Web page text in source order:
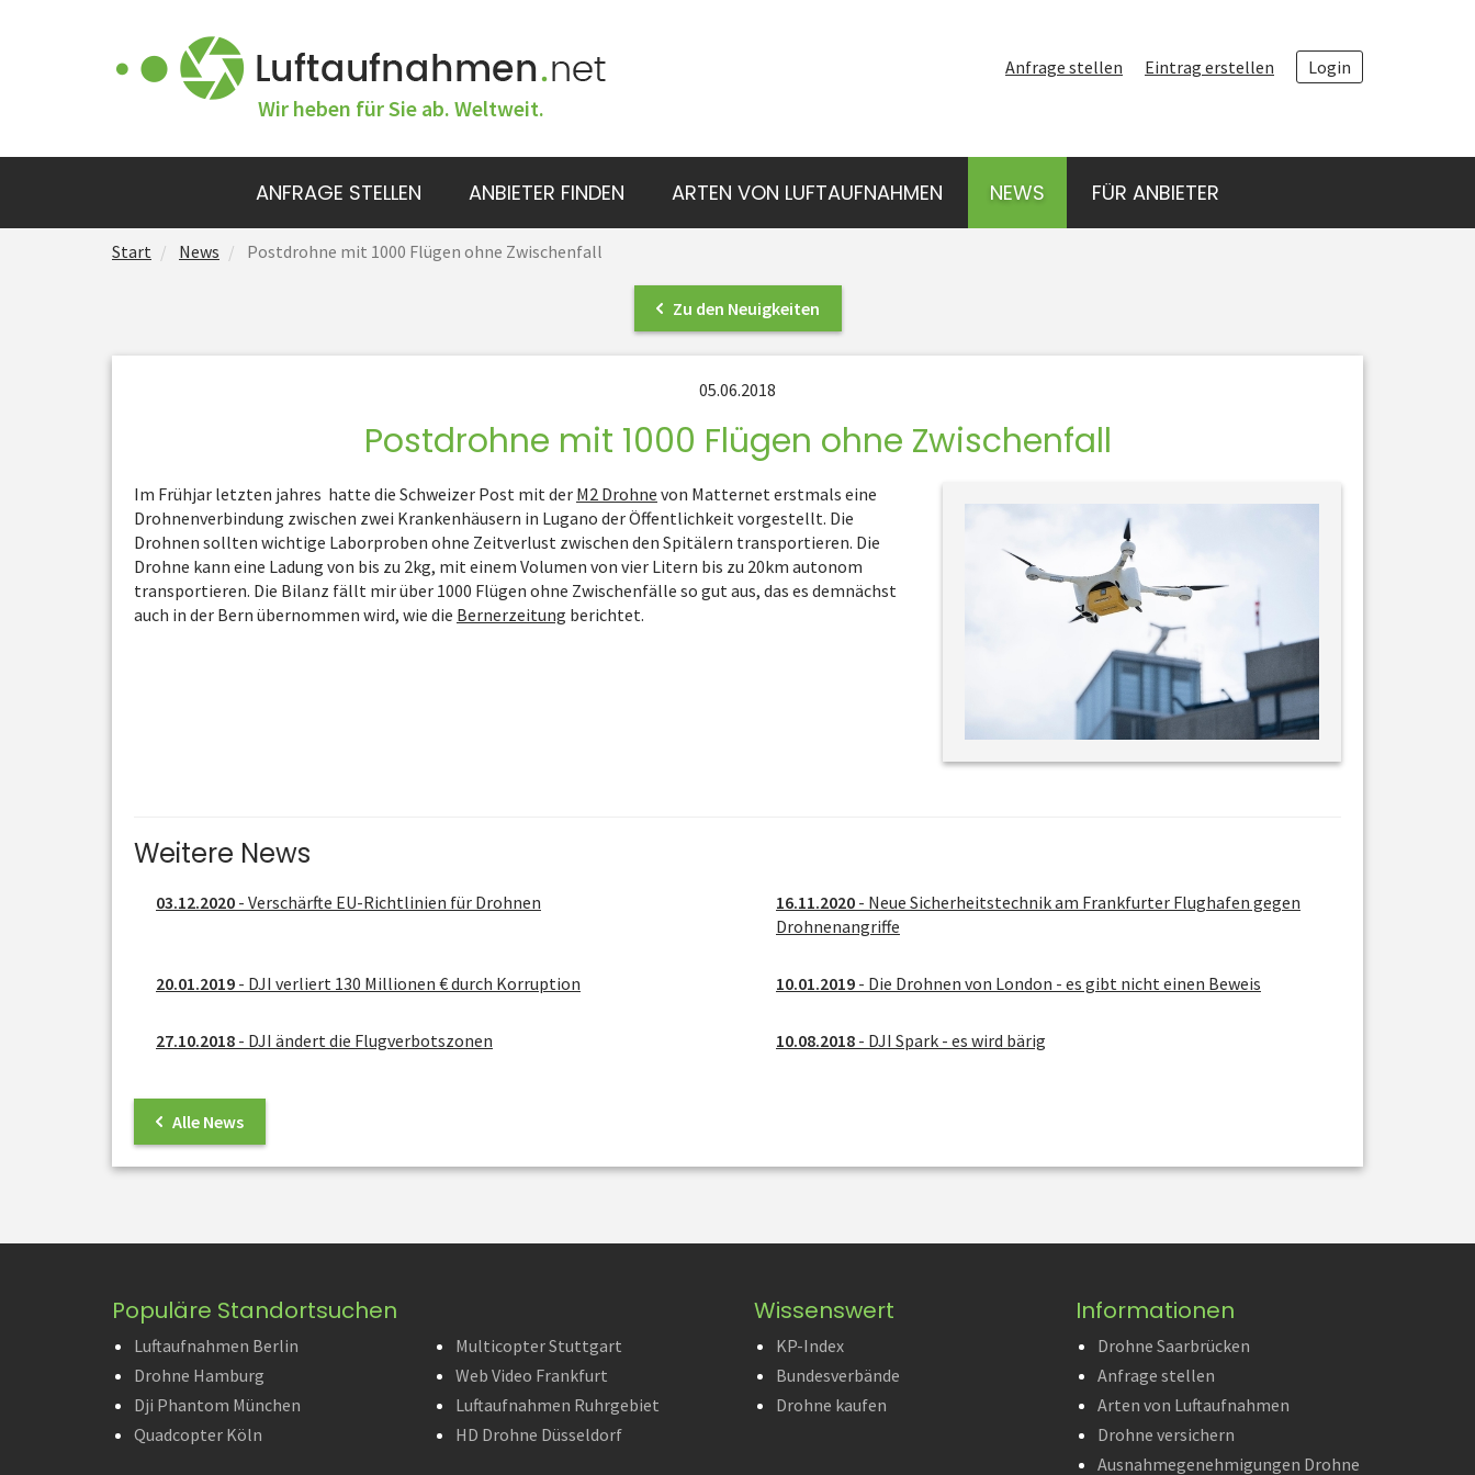
Wir heben für Sie ab. Weltweit.
Anfrage stellen Eintrag erstellen Login
ANFRAGE STELLEN ANBIETER FINDEN ARTEN VON LUFTAUFNAHMEN NEWS FÜR ANBIETER
Start News Postdrohne mit 1000 Flügen ohne Zwischenfall
Zu den Neuigkeiten
05.06.2018
Postdrohne mit 1000 Flügen ohne Zwischenfall
Im Frühjar letzten jahres hatte die Schweizer Post mit der M2 Drohne von Matternet erstmals eine
Drohnenverbindung zwischen zwei Krankenhäusern in Lugano der Öffentlichkeit vorgestellt. Die
Drohnen sollten wichtige Laborproben ohne Zeitverlust zwischen den Spitälern transportieren. Die
Drohne kann eine Ladung von bis zu 2kg, mit einem Volumen von vier Litern bis zu 20km autonom
transportieren. Die Bilanz fällt mir über 1000 Flügen ohne Zwischenfälle so gut aus, das es demnächst
auch in der Bern übernommen wird, wie die Bernerzeitung berichtet.
Weitere News
03.12.2020 - Verschärfte EU-Richtlinien für Drohnen 16.11.2020 - Neue Sicherheitstechnik am Frankfurter Flughafen gegen
Drohnenangriffe
20.01.2019 - DJI verliert 130 Millionen € durch Korruption 10.01.2019 - Die Drohnen von London - es gibt nicht einen Beweis
27.10.2018 - DJI ändert die Flugverbotszonen 10.08.2018 - DJI Spark - es wird bärig
Alle News
Populäre Standortsuchen
Luftaufnahmen Berlin
Drohne Hamburg
Dji Phantom München
Quadcopter Köln
Multicopter Stuttgart
Web Video Frankfurt
Luftaufnahmen Ruhrgebiet
HD Drohne Düsseldorf
Wissenswert
KP-Index
Bundesverbände
Drohne kaufen
Informationen
Drohne Saarbrücken
Anfrage stellen
Arten von Luftaufnahmen
Drohne versichern
Ausnahmegenehmigungen Drohne
ANFRAGE STELLEN